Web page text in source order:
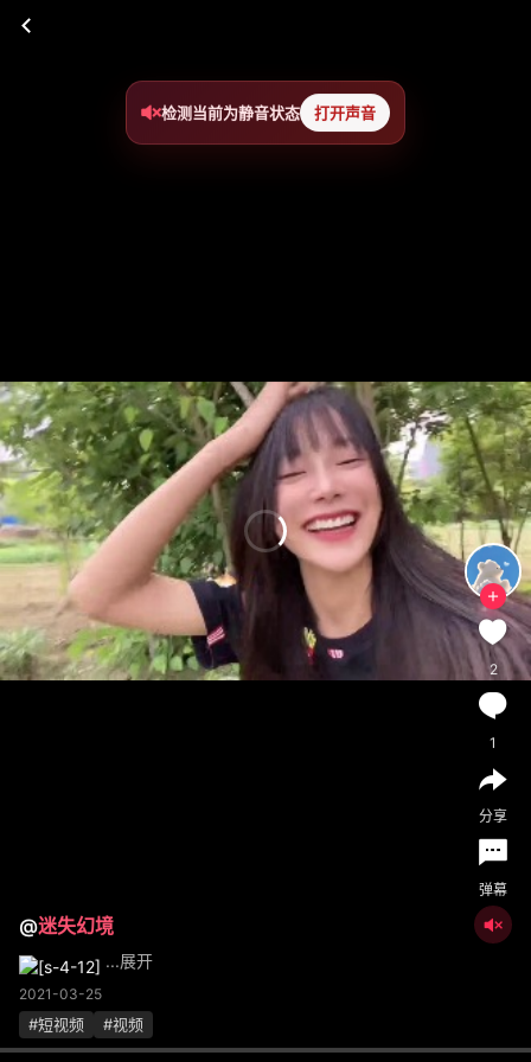
检测当前为静音状态 打开声音
@迷失幻境
...展开
2021-03-25
#短视频 #视频
2
1
分享
弹幕